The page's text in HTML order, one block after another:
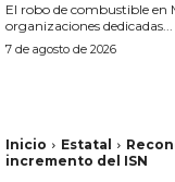
El robo de combustible en
organizaciones dedicadas...
7 de agosto de 2026